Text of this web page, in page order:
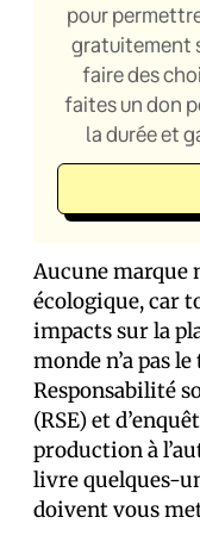
pour
gratuitement
faire des
faites un don
la durée et
Aucune marque
écologique, car
impacts sur la
monde n’a pas
Responsabilité
(RSE) et
production à
livre quelques-
doivent vous